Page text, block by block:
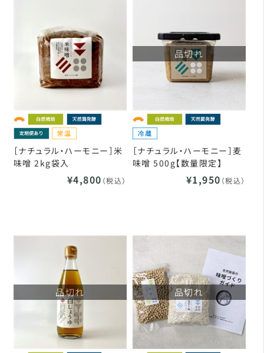
［ナチュラル・ハーモニー］米
味噌 2kg袋入
¥4,800 （税込）
品切れ
［ナチュラル・ハーモニー］麦
味噌 500g【数量限定】
¥1,950 （税込）
品切れ 品切れ